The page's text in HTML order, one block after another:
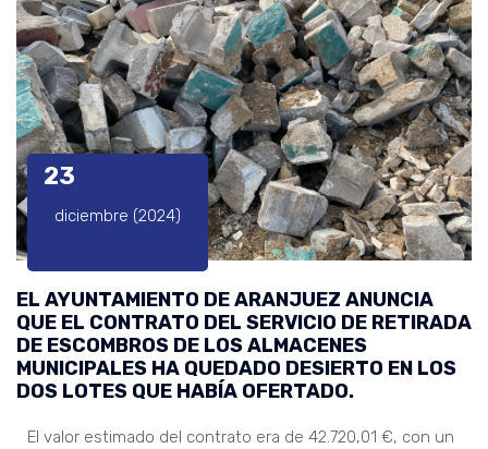
23
diciembre (2024)
EL AYUNTAMIENTO DE ARANJUEZ ANUNCIA
QUE EL CONTRATO DEL SERVICIO DE RETIRADA
DE ESCOMBROS DE LOS ALMACENES
MUNICIPALES HA QUEDADO DESIERTO EN LOS
DOS LOTES QUE HABÍA OFERTADO.
El valor estimado del contrato era de 42.720,01 €, con un